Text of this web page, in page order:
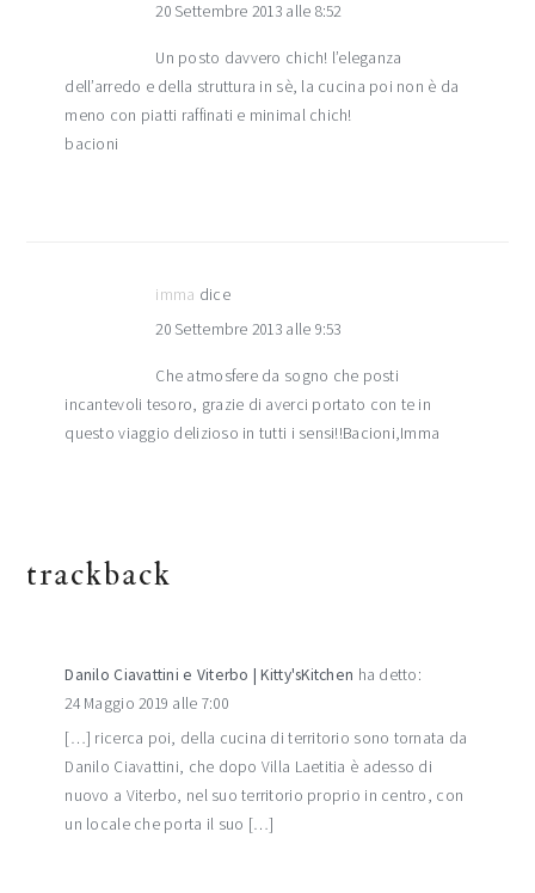
20 Settembre 2013 alle 8:52
Un posto davvero chich! l’eleganza
dell’arredo e della struttura in sè, la cucina poi non è da
meno con piatti raffinati e minimal chich!
bacioni
imma dice
20 Settembre 2013 alle 9:53
Che atmosfere da sogno che posti
incantevoli tesoro, grazie di averci portato con te in
questo viaggio delizioso in tutti i sensi!!Bacioni,Imma
trackback
Danilo Ciavattini e Viterbo | Kitty'sKitchen ha detto:
24 Maggio 2019 alle 7:00
[…] ricerca poi, della cucina di territorio sono tornata da
Danilo Ciavattini, che dopo Villa Laetitia è adesso di
nuovo a Viterbo, nel suo territorio proprio in centro, con
un locale che porta il suo […]